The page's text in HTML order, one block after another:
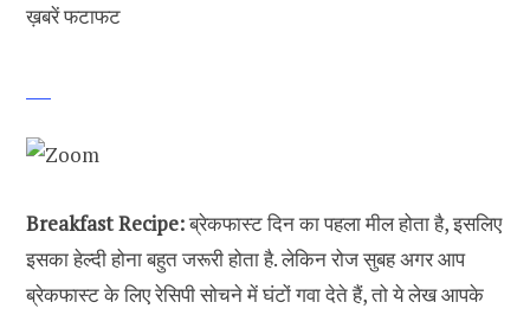
ख़बरें फटाफट
Breakfast Recipe:ब्रेकफास्ट दिन का पहला मील होता है, इसलिए
इसका हेल्दी होना बहुत जरूरी होता है. लेकिन रोज सुबह अगर आप
ब्रेकफास्ट के लिए रेसिपी सोचने में घंटों गवा देते हैं, तो ये लेख आपके